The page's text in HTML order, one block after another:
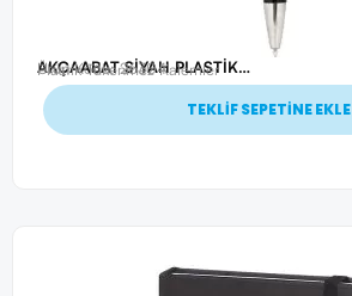
AKÇAABAT SİYAH PLASTİK TÜKENMEZ KALEM
Ürün Kodu: 26304
Plastik Tükenmez Kalemler
TEKLİF SEPETİNE EKLE